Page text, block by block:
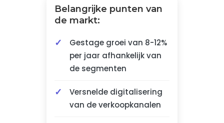
Belangrijke punten van
de markt:
Gestage groei van 8-12%
per jaar afhankelijk van
de segmenten
Versnelde digitalisering
van de verkoopkanalen